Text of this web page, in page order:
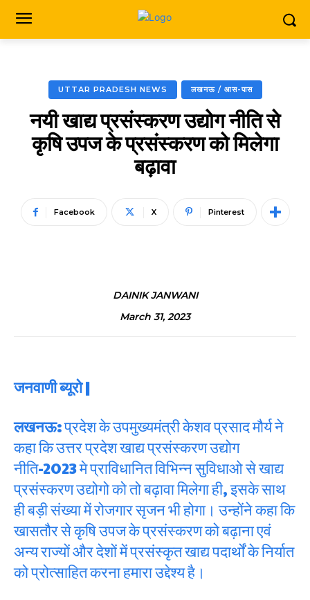
UTTAR PRADESH NEWS लखनऊ / आस-पास
नयी खाद्य प्रसंस्करण उद्योग नीति से
कृषि उपज के प्रसंस्करण को मिलेगा
बढ़ावा
Facebook X Pinterest
DAINIK JANWANI
March 31, 2023
जनवाणी ब्यूरो |
लखनऊ:प्रदेश के उपमुख्यमंत्री केशव प्रसाद मौर्य ने
कहा कि उत्तर प्रदेश खाद्य प्रसंस्करण उद्योग
नीति-2023 मे प्राविधानित विभिन्न सुविधाओ से खाद्य
प्रसंस्करण उद्योगो को तो बढ़ावा मिलेगा ही, इसके साथ
ही बड़ी संख्या में रोजगार सृजन भी होगा। उन्होंने कहा कि
खासतौर से कृषि उपज के प्रसंस्करण को बढ़ाना एवं
अन्य राज्यों और देशों में प्रसंस्कृत खाद्य पदार्थों के निर्यात
को प्रोत्साहित करना हमारा उद्देश्य है।